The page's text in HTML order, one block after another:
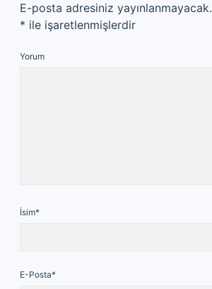
E-posta adresiniz yayınlanmayacak.
* ile işaretlenmişlerdir
Yorum
İsim*
E-Posta*